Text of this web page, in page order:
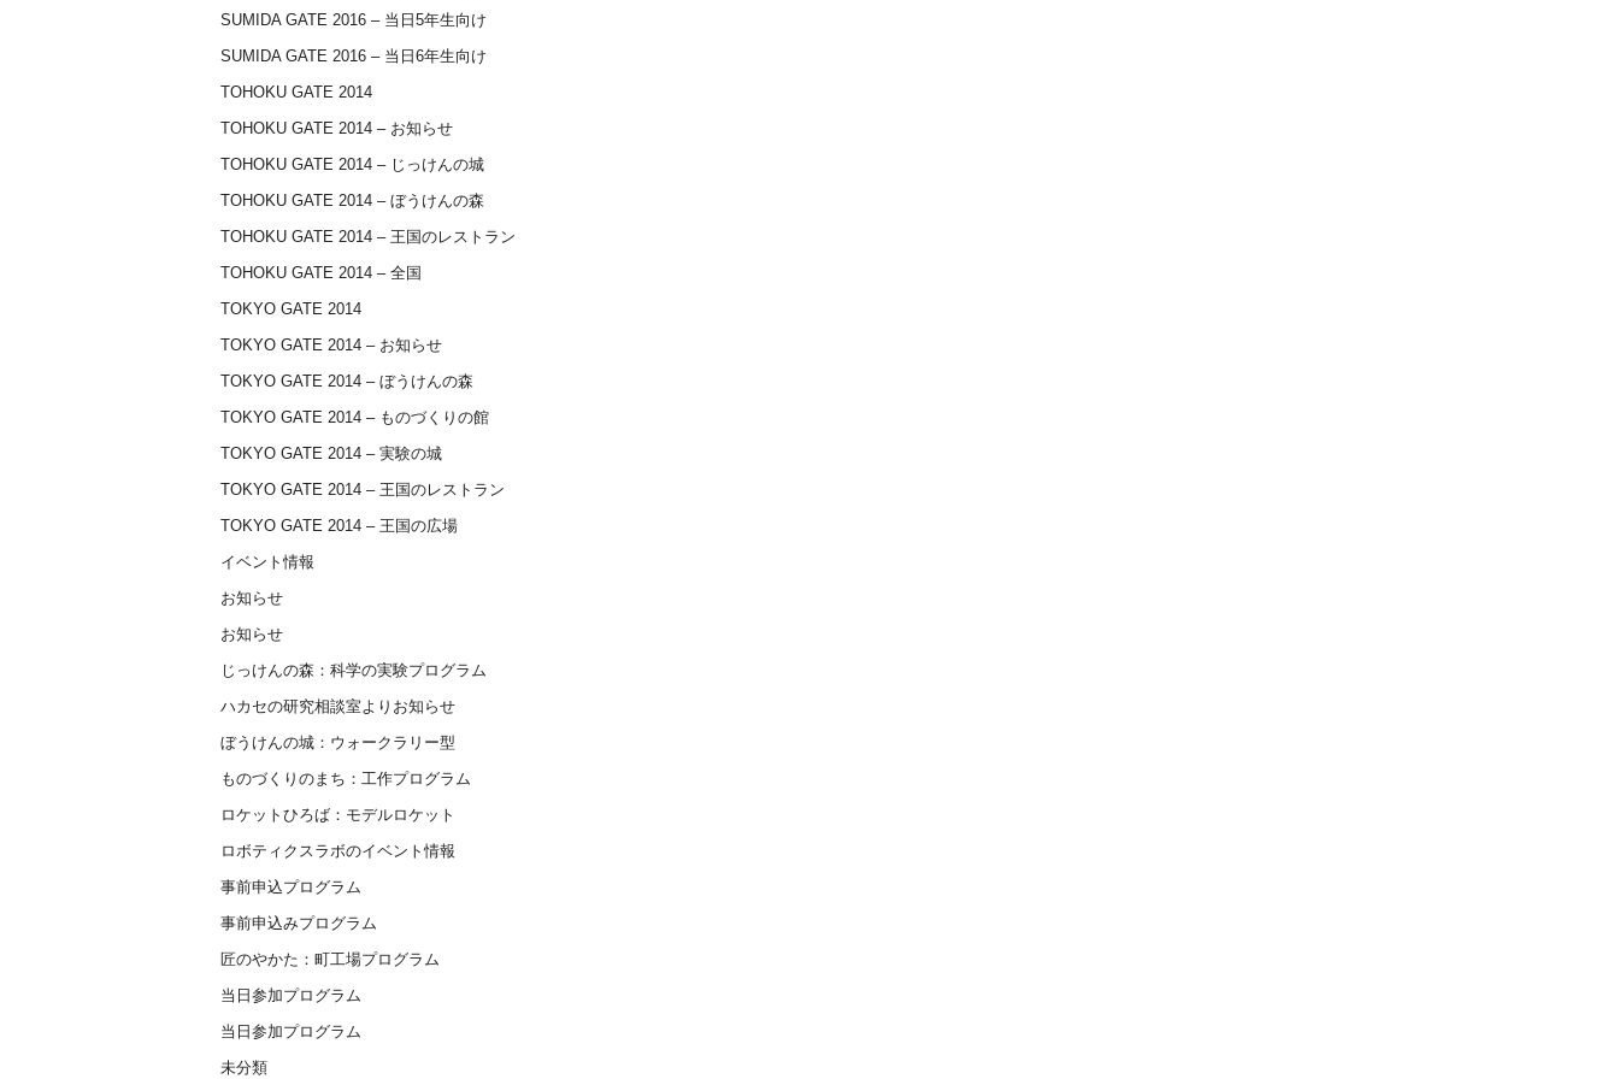
SUMIDA GATE 2016 – 当日5年生向け
SUMIDA GATE 2016 – 当日6年生向け
TOHOKU GATE 2014
TOHOKU GATE 2014 – お知らせ
TOHOKU GATE 2014 – じっけんの城
TOHOKU GATE 2014 – ぼうけんの森
TOHOKU GATE 2014 – 王国のレストラン
TOHOKU GATE 2014 – 全国
TOKYO GATE 2014
TOKYO GATE 2014 – お知らせ
TOKYO GATE 2014 – ぼうけんの森
TOKYO GATE 2014 – ものづくりの館
TOKYO GATE 2014 – 実験の城
TOKYO GATE 2014 – 王国のレストラン
TOKYO GATE 2014 – 王国の広場
イベント情報
お知らせ
お知らせ
じっけんの森：科学の実験プログラム
ハカセの研究相談室よりお知らせ
ぼうけんの城：ウォークラリー型
ものづくりのまち：工作プログラム
ロケットひろば：モデルロケット
ロボティクスラボのイベント情報
事前申込プログラム
事前申込みプログラム
匠のやかた：町工場プログラム
当日参加プログラム
当日参加プログラム
未分類